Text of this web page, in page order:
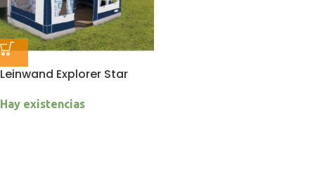
Leinwand Explorer Star
Hay existencias